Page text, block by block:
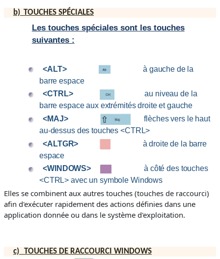
b) TOUCHES SPÉCIALES
Les touches spéciales sont les touches
suivantes :
<ALT>
à gauche de la
barre espace
<CTRL>
au niveau de la
barre espace aux extrémités droite et gauche
<MAJ>
flèches vers le haut
au-dessus des touches<CTRL>
<ALTGR>
à droite de la barre
espace
<WINDOWS>
à côté des touches
<CTRL> avec un symbole Windows
Elles se combinent aux autres touches (touches de raccourci)
afin d'exécuter rapidement des actions définies dans une
application donnée ou dans le système d'exploitation.
c) TOUCHES DE RACCOURCI WINDOWS